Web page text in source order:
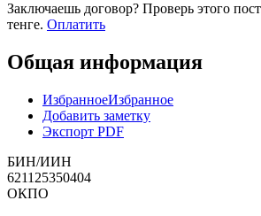
Заключаешь договор? Проверь этого
тенге. Оплатить
Общая информация
ИзбранноеИзбранное
Добавить заметку
Экспорт PDF
БИН/ИИН
621125350404
ОКПО